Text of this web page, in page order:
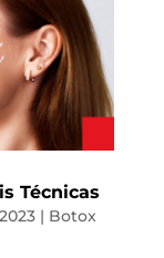
Técnicas
| Botox